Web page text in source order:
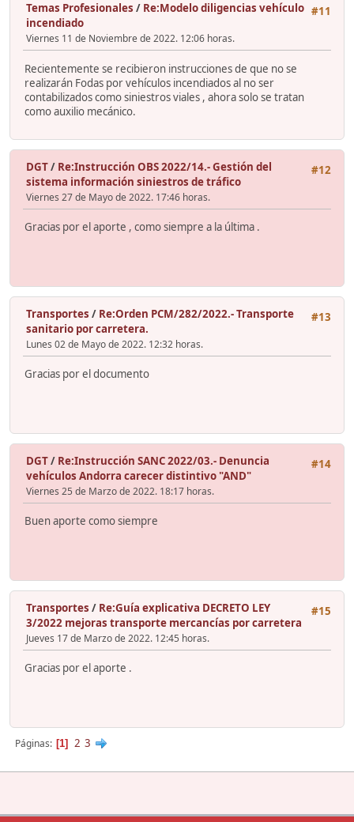
#11
Temas Profesionales / Re:Modelo diligencias vehículo
incendiado
Viernes 11 de Noviembre de 2022. 12:06 horas.
Recientemente se recibieron instrucciones de que no se
realizarán Fodas por vehículos incendiados al no ser
contabilizados como siniestros viales , ahora solo se tratan
como auxilio mecánico.
#12
DGT/ Re:Instrucción OBS 2022/14.- Gestión del
sistema información siniestros de tráfico
Viernes 27 de Mayo de 2022. 17:46 horas.
Gracias por el aporte , como siempre a la última .
#13
Transportes / Re:Orden PCM/282/2022.- Transporte
sanitario por carretera.
Lunes 02 de Mayo de 2022. 12:32 horas.
Gracias por el documento
#14
DGT/ Re:Instrucción SANC 2022/03.- Denuncia
vehículos Andorra carecer distintivo "AND"
Viernes 25 de Marzo de 2022. 18:17 horas.
Buen aporte como siempre
#15
Transportes / Re:Guía explicativa DECRETO LEY
3/2022 mejoras transporte mercancías por carretera
Jueves 17 de Marzo de 2022. 12:45 horas.
Gracias por el aporte .
Páginas 1 2 3